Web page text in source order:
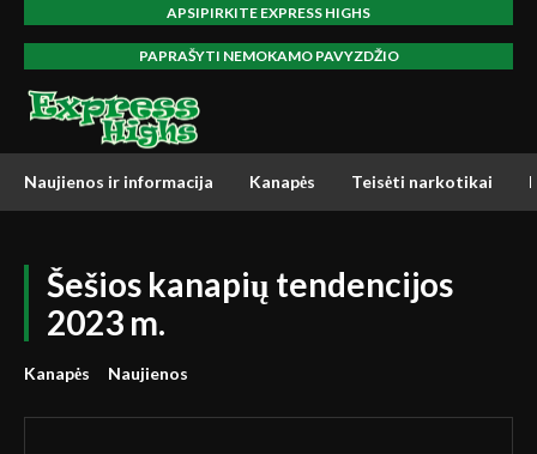
APSIPIRKITE EXPRESS HIGHS
PAPRAŠYTI NEMOKAMO PAVYZDŽIO
Naujienos ir informacija Kanapės Teisėti narkotikai
Šešios kanapių tendencijos
2023 m.
Kanapės Naujienos